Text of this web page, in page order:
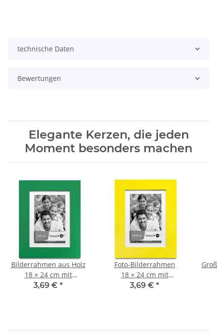
technische Daten
Bewertungen
Elegante Kerzen, die jeden
Moment besonders machen
Bilderrahmen aus Holz
18 × 24 cm mit
Glasscheibe,
3,69 € *
Foto-Bilderrahmen
18 × 24 cm mit
Glasscheibe,
3,69 € *